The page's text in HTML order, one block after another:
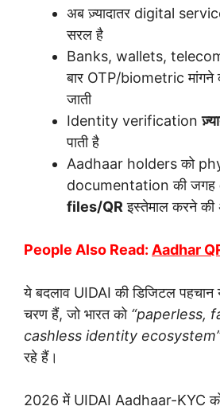
अब ज़्यादातर digital
सरल है
Banks, wallets,
बार OTP/biometric मांगने
जाती
Identity verification
पाती है
Aadhaar holders को
documentation की जगह
files/QRइस्तेमाल करने की
People Also Read: Aadhar
ये बदलाव UIDAI की डिजिटल पहचान
चरण हैं, जो भारत को “paperless,
cashless identity
रहे हैं।
2026 में UIDAI Aadhaar-KYC को